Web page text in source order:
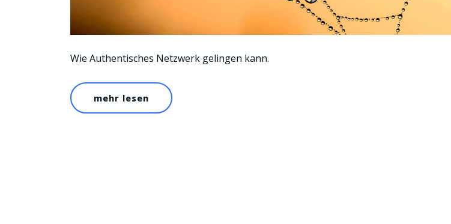
Wie Authentisches Netzwerk gelingen kann.
mehr lesen